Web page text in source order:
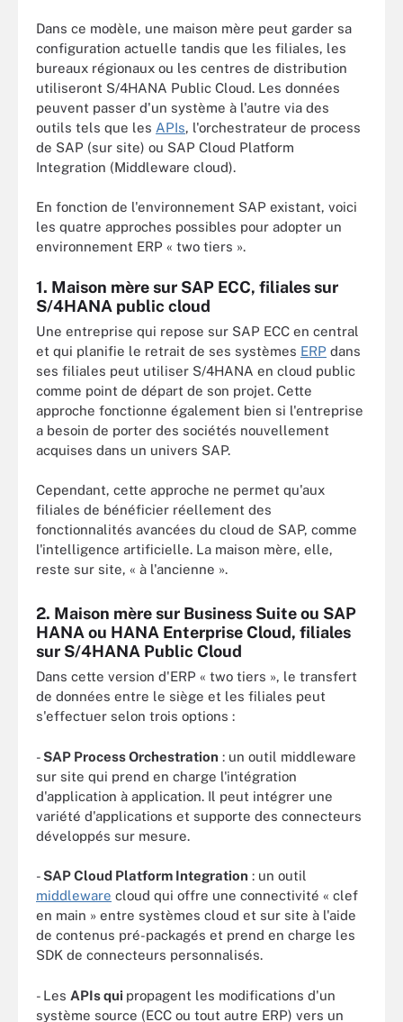
Dans ce modèle, une maison mère peut garder sa
configuration actuelle tandis que les filiales, les
bureaux régionaux ou les centres de distribution
utiliseront S/4HANA Public Cloud. Les données
peuvent passer d'un système à l'autre via des
outils tels que les APIs, l'orchestrateur de process
de SAP (sur site) ou SAP Cloud Platform
Integration (Middleware cloud).
En fonction de l'environnement SAP existant, voici
les quatre approches possibles pour adopter un
environnement ERP « two tiers ».
1. Maison mère sur SAP ECC, filiales sur
S/4HANA public cloud
Une entreprise qui repose sur SAP ECC en central
et qui planifie le retrait de ses systèmes ERP dans
ses filiales peut utiliser S/4HANA en cloud public
comme point de départ de son projet. Cette
approche fonctionne également bien si l'entreprise
a besoin de porter des sociétés nouvellement
acquises dans un univers SAP.
Cependant, cette approche ne permet qu'aux
filiales de bénéficier réellement des
fonctionnalités avancées du cloud de SAP, comme
l'intelligence artificielle. La maison mère, elle,
reste sur site, « à l'ancienne ».
2. Maison mère sur Business Suite ou SAP
HANA ou HANA Enterprise Cloud, filiales
sur S/4HANA Public Cloud
Dans cette version d'ERP « two tiers », le transfert
de données entre le siège et les filiales peut
s'effectuer selon trois options :
- SAP Process Orchestration : un outil middleware
sur site qui prend en charge l'intégration
d'application à application. Il peut intégrer une
variété d'applications et supporte des connecteurs
développés sur mesure.
- SAP Cloud Platform Integration : un outil
middleware cloud qui offre une connectivité « clef
en main » entre systèmes cloud et sur site à l'aide
de contenus pré-packagés et prend en charge les
SDK de connecteurs personnalisés.
- Les APIs qui propagent les modifications d'un
système source (ECC ou tout autre ERP) vers un